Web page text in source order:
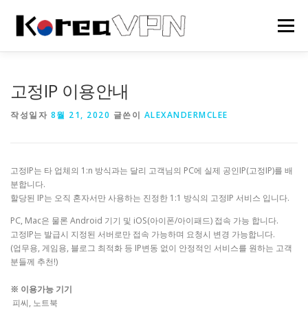
메뉴
고정IP 이용안내
작성일자 8월 21, 2020 글쓴이 ALEXANDERMCLEE
고정IP는 타 업체의 1:n 방식과는 달리 고객님의 PC에 실제 공인IP(고정IP)를 배
분합니다.
할당된 IP는 오직 혼자서만 사용하는 진정한 1:1 방식의 고정IP 서비스 입니다.
PC, Mac은 물론 Android 기기 및 iOS(아이폰/아이패드) 접속 가능 합니다.
고정IP는 발급시 지정된 서버로만 접속 가능하며 요청시 변경 가능합니다.
(업무용, 게임용, 블로그 최적화 등 IP변동 없이 안정적인 서비스를 원하는 고객
분들께 추천!)
※ 이용가능 기기
피씨, 노트북